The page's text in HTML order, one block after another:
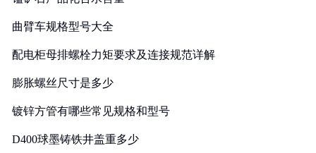
曲臂车规格型号大全
配电柜母排螺栓力矩要求及连接规范详解
膨胀螺丝尺寸是多少
镀锌方管有哪些常见规格和型号
D400球墨铸铁井盖重多少